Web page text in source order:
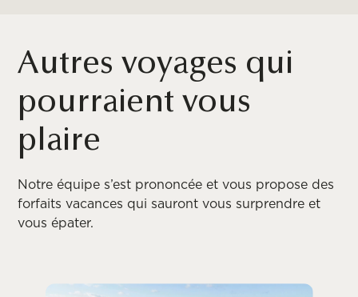
Autres voyages qui
pourraient vous
plaire
Notre équipe s’est prononcée et vous propose des
forfaits vacances qui sauront vous surprendre et
vous épater.